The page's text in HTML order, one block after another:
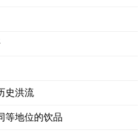
史洪流
等地位的饮品